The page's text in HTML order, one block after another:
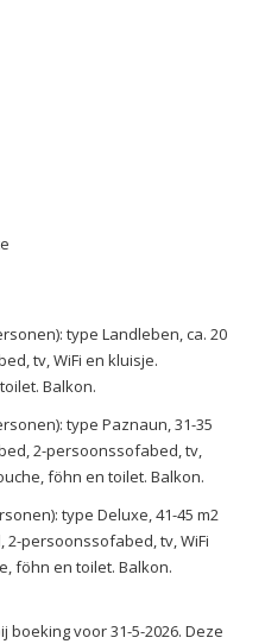
type Landleben, ca. 20
tv, WiFi en kluisje.
Balkon.
type Paznaun, 31-35
2-persoonssofabed, tv,
föhn en toilet. Balkon.
type Deluxe, 41-45 m2
persoonssofabed, tv, WiFi
föhn en toilet. Balkon.
boeking voor 31-5-2026. Deze